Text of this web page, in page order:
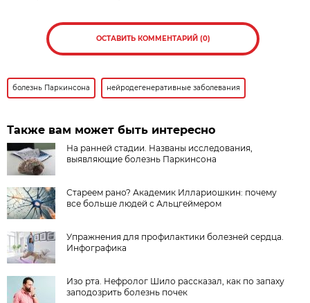
ОСТАВИТЬ КОММЕНТАРИЙ (0)
болезнь Паркинсона нейродегенеративные заболевания
Также вам может быть интересно
На ранней стадии. Названы исследования,
выявляющие болезнь Паркинсона
Стареем рано? Академик Иллариошкин: почему
все больше людей с Альцгеймером
Упражнения для профилактики болезней сердца.
Инфографика
Изо рта. Нефролог Шило рассказал, как по запаху
заподозрить болезнь почек